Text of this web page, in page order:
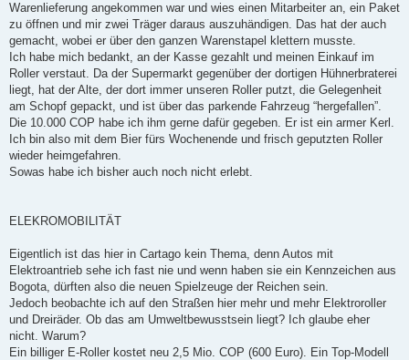
Warenlieferung angekommen war und wies einen Mitarbeiter an, ein Paket
zu öffnen und mir zwei Träger daraus auszuhändigen. Das hat der auch
gemacht, wobei er über den ganzen Warenstapel klettern musste.
Ich habe mich bedankt, an der Kasse gezahlt und meinen Einkauf im
Roller verstaut. Da der Supermarkt gegenüber der dortigen Hühnerbraterei
liegt, hat der Alte, der dort immer unseren Roller putzt, die Gelegenheit
am Schopf gepackt, und ist über das parkende Fahrzeug “hergefallen”.
Die 10.000 COP habe ich ihm gerne dafür gegeben. Er ist ein armer Kerl.
Ich bin also mit dem Bier fürs Wochenende und frisch geputzten Roller
wieder heimgefahren.
Sowas habe ich bisher auch noch nicht erlebt.
ELEKROMOBILITÄT
Eigentlich ist das hier in Cartago kein Thema, denn Autos mit
Elektroantrieb sehe ich fast nie und wenn haben sie ein Kennzeichen aus
Bogota, dürften also die neuen Spielzeuge der Reichen sein.
Jedoch beobachte ich auf den Straßen hier mehr und mehr Elektroroller
und Dreiräder. Ob das am Umweltbewusstsein liegt? Ich glaube eher
nicht. Warum?
Ein billiger E-Roller kostet neu 2,5 Mio. COP (600 Euro). Ein Top-Modell